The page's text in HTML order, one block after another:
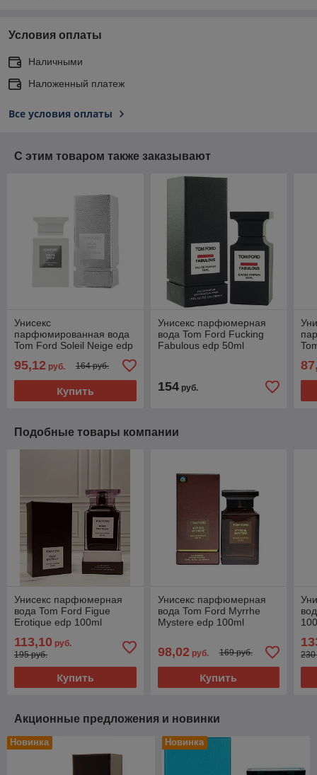
Условия оплаты
Наличными
Наложенный платеж
Все условия оплаты
С этим товаром также заказывают
Унисекс
парфюмированная вода
Tom Ford Soleil Neige edp
95,12 руб. 164 руб.
Купить
Унисекс парфюмерная
вода Tom Ford Fucking
Fabulous edp 50ml
154руб.
Подобные товары компании
Унисекс парфюмерная
вода Tom Ford Figue
Erotique edp 100ml
113,10 руб.
195 руб.
Купить
Унисекс парфюмерная
вода Tom Ford Myrrhe
Mystere edp 100ml
98,02руб. 169 руб.
Купить
230
Акционные предложения и новинки
Новинка Новинка